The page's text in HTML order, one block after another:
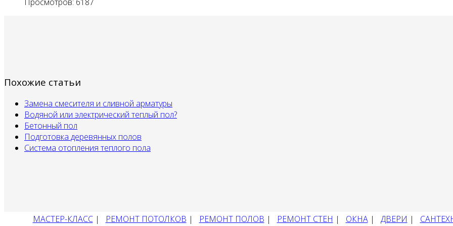
Похожие статьи
Замена смесителя и сливной арматуры
Водяной или электрический теплый пол?
Бетонный пол
Подготовка деревянных полов
Система отопления теплого пола
МАСТЕР-КЛАСС| РЕМОНТ ПОТОЛКОВ | РЕМОНТ ПОЛОВ | РЕМОНТ СТЕН | ОКНА| ДВЕРИ |